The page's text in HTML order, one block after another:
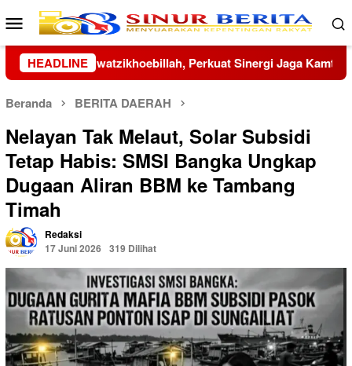
Loncat
ke
konten
Menu
Mobile
HEADLINE
Jaga Kamtibmas Famoni Gulo Bungkam Soal
Beranda BERITA DAERAH
Nelayan Tak Melaut, Solar Subsidi
Tetap Habis: SMSI Bangka Ungkap
Dugaan Aliran BBM ke Tambang
Timah
Redaksi
17 Juni 2026
319 Dilihat